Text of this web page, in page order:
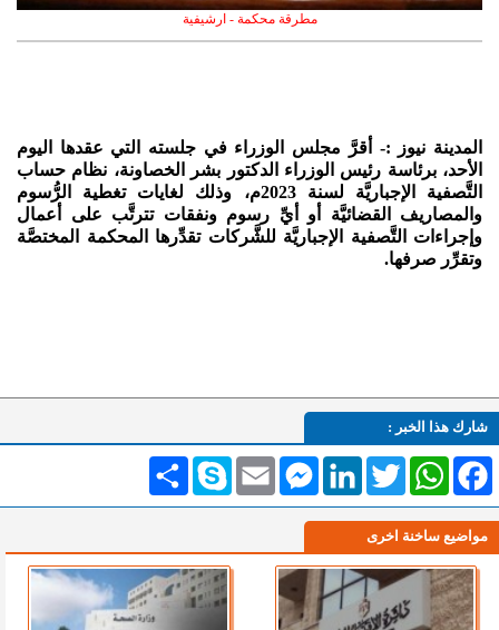
مطرقة محكمة - ارشيفية
المدينة نيوز :- أقرَّ مجلس الوزراء في جلسته التي عقدها اليوم
الأحد، برئاسة رئيس الوزراء الدكتور بشر الخصاونة، نظام حساب
التَّصفية الإجباريَّة لسنة 2023م، وذلك لغايات تغطية الرُّسوم
والمصاريف القضائيَّة أو أيِّ رسوم ونفقات تترتَّب على أعمال
وإجراءات التَّصفية الإجباريَّة للشَّركات تقدِّرها المحكمة المختصَّة
وتقرِّر صرفها.
شارك هذا الخبر :
انشر Skype Email
MessengerLinkedInTwitterWhatsAppFacebook
مواضيع ساخنة اخرى